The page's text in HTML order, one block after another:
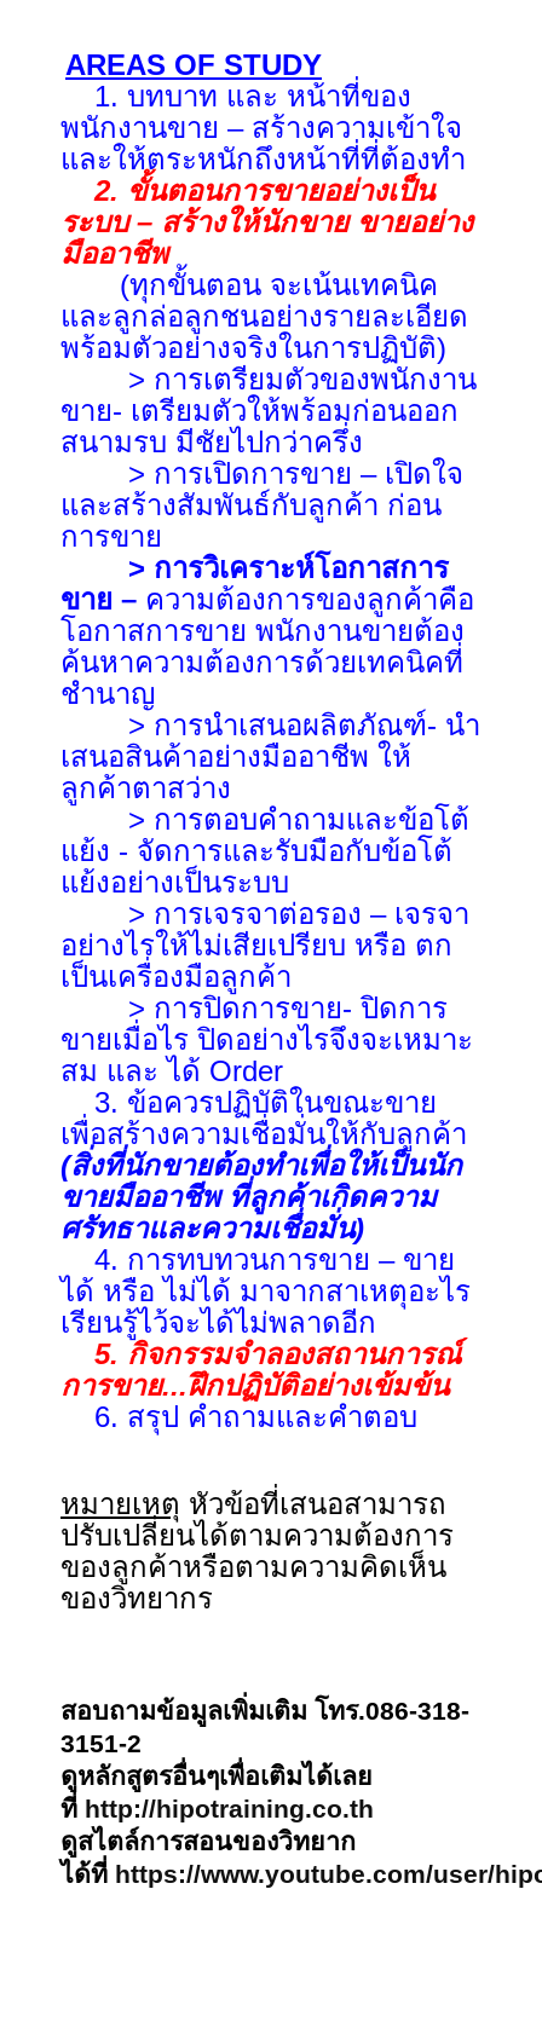
AREAS OF STUDY
1. บทบาท และ หน้าที่ของ
พนักงานขาย – สร้างความเข้าใจ
และให้ตระหนักถึงหน้าที่ที่ต้องทำ
2. ขั้นตอนการขายอย่างเป็น
ระบบ – สร้างให้นักขาย ขายอย่าง
มืออาชีพ
(ทุกขั้นตอน จะเน้นเทคนิค
และลูกล่อลูกชนอย่างรายละเอียด
พร้อมตัวอย่างจริงในการปฏิบัติ)
> การเตรียมตัวของพนักงาน
ขาย- เตรียมตัวให้พร้อมก่อนออก
สนามรบ มีชัยไปกว่าครึ่ง
> การเปิดการขาย – เปิดใจ
และสร้างสัมพันธ์กับลูกค้า ก่อน
การขาย
> การวิเคราะห์โอกาสการ
ขาย – ความต้องการของลูกค้าคือ
โอกาสการขาย พนักงานขายต้อง
ค้นหาความต้องการด้วยเทคนิคที่
ชำนาญ
> การนำเสนอผลิตภัณฑ์- นำ
เสนอสินค้าอย่างมืออาชีพ ให้
ลูกค้าตาสว่าง
> การตอบคำถามและข้อโต้
แย้ง - จัดการและรับมือกับข้อโต้
แย้งอย่างเป็นระบบ
> การเจรจาต่อรอง – เจรจา
อย่างไรให้ไม่เสียเปรียบ หรือ ตก
เป็นเครื่องมือลูกค้า
> การปิดการขาย- ปิดการ
ขายเมื่อไร ปิดอย่างไรจึงจะเหมาะ
สม และ ได้ Order
3. ข้อควรปฏิบัติในขณะขาย
เพื่อสร้างความเชื่อมั่นให้กับลูกค้า
(สิ่งที่นักขายต้องทำเพื่อให้เป็นนัก
ขายมืออาชีพ ที่ลูกค้าเกิดความ
ศรัทธาและความเชื่อมั่น)
4. การทบทวนการขาย – ขาย
ได้ หรือ ไม่ได้ มาจากสาเหตุอะไร
เรียนรู้ไว้จะได้ไม่พลาดอีก
5. กิจกรรมจำลองสถานการณ์
การขาย...ฝึกปฏิบัติอย่างเข้มข้น
6. สรุป คำถามและคำตอบ
หมายเหตุ หัวข้อที่เสนอสามารถ
ปรับเปลี่ยนได้ตามความต้องการ
ของลูกค้าหรือตามความคิดเห็น
ของวิทยากร
สอบถามข้อมูลเพิ่มเติม โทร.086-318-
3151-2
ดูหลักสูตรอื่นๆเพื่อเติมได้เลย
ที่ http://hipotraining.co.th
ดูสไตล์การสอนของวิทยาก
ได้ที่ https://www.youtube.com/user/